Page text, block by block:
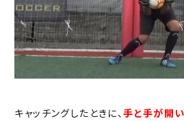
キャッチングしたときに、手と手が開